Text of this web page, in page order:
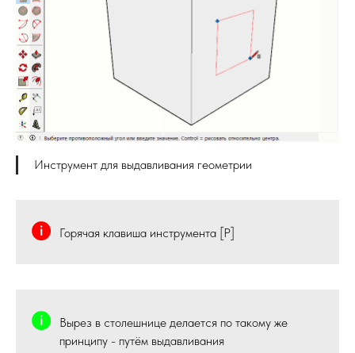
Инструмент для выдавливания геометрии
Горячая клавиша инструмента [P]
Вырез в столешнице делается по такому же
принципу - путём выдавливания